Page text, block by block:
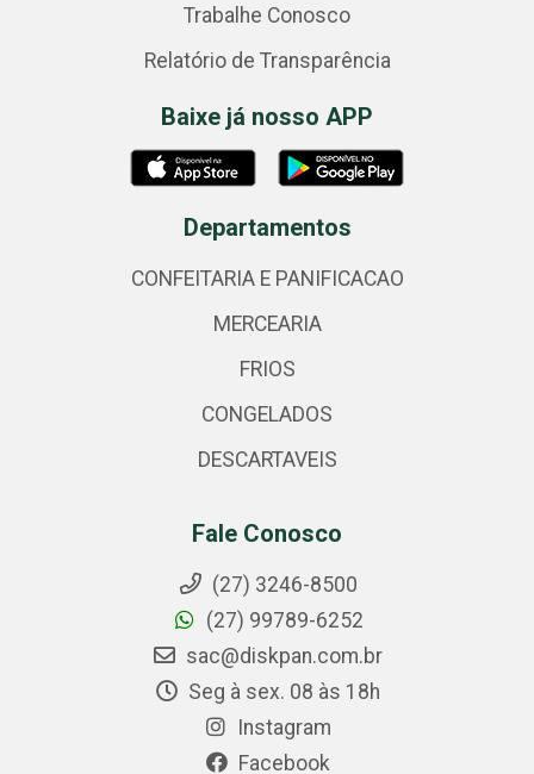
Trabalhe Conosco
Relatório de Transparência
Baixe já nosso APP
Departamentos
CONFEITARIA E PANIFICACAO
MERCEARIA
FRIOS
CONGELADOS
DESCARTAVEIS
Fale Conosco
(27) 3246-8500
(27) 99789-6252
sac@diskpan.com.br
Seg à sex. 08 às 18h
Instagram
Facebook